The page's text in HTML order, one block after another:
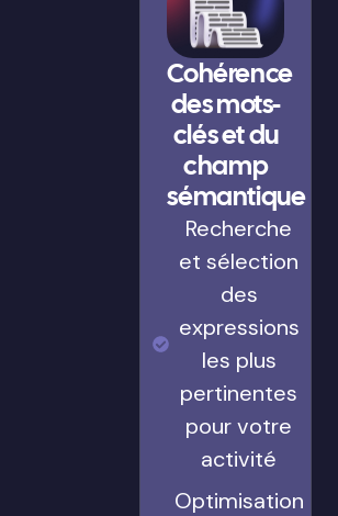
Cohérence
des mots-
clés et du
champ
sémantique
Recherche
et sélection
des
expressions
les plus
pertinentes
pour votre
activité
Optimisation